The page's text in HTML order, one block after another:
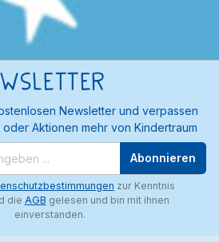
Newsletter und verpassen
Aktionen mehr von Kindertraum
Abonnieren
zur Kenntnis
die AGB gelesen und bin mit ihnen
einverstanden.